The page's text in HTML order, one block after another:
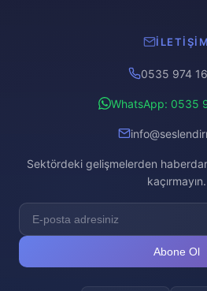
İLETIŞIM
0535 974
WhatsApp: 0535
Sektördeki gelişmelerden
kaçırmayın.
Abone Ol